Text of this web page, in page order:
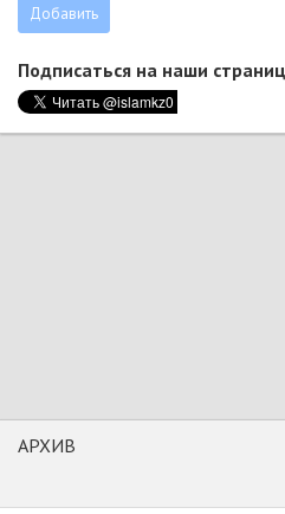
Подписаться на наши
АРХИВ